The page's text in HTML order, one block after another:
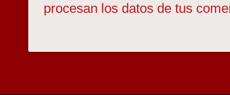
procesan los datos de tus